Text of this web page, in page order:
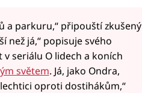
a parkuru,“ připouští zkušený
než já,“ popisuje svého
seriálu O lidech a koních
světem. Já, jako Ondra,
oproti dostihákům,“